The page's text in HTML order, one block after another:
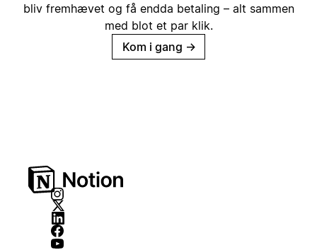
bliv fremhævet og få endda betaling – alt sammen
med blot et par klik.
Kom i gang →